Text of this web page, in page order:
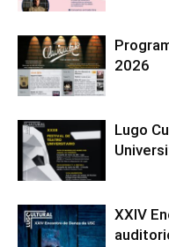
2026
Lugo
XXIV